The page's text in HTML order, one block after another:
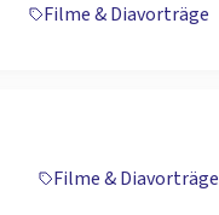
Filme & Diavorträge
Filme & Diavorträge